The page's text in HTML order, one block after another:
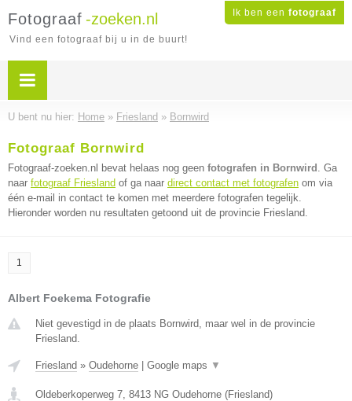
Ik ben een fotograaf
Fotograaf -zoeken.nl
Vind een fotograaf bij u in de buurt!
U bent nu hier: Home » Friesland » Bornwird
Fotograaf Bornwird
Fotograaf-zoeken.nl bevat helaas nog geen fotografen in Bornwird . Ga
naar fotograaf Friesland of ga naar direct contact met fotografen om via
één e-mail in contact te komen met meerdere fotografen tegelijk.
Hieronder worden nu resultaten getoond uit de provincie Friesland.
1
Albert Foekema Fotografie
Niet gevestigd in de plaats Bornwird, maar wel in de provincie
Friesland.
Friesland » Oudehorne Google maps ▼
Oldeberkoperweg 7, 8413 NG Oudehorne (Friesland)